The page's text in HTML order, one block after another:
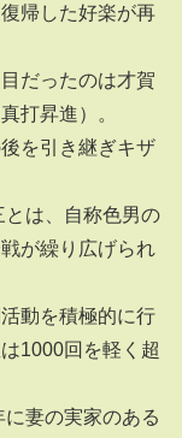
帰した好楽が再
だったのは才賀
打昇進）。
を引き継ぎキザ
は、自称色男の
が繰り広げられ
動を積極的に行
1000回を軽く超
妻の実家のある